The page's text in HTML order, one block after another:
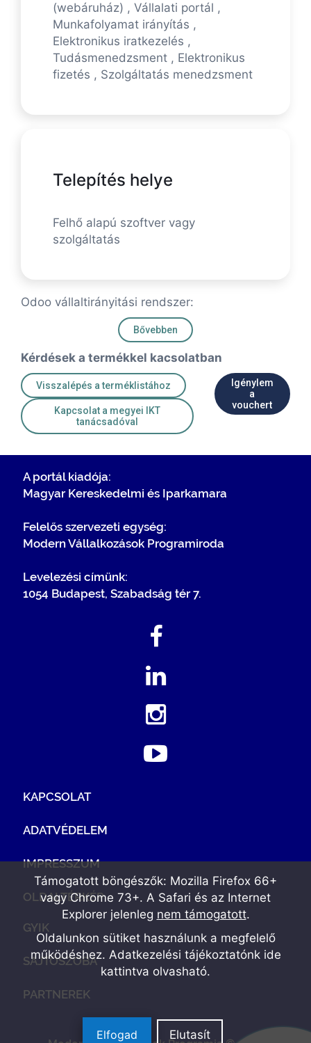
(webáruház) , Vállalati portál ,
Munkafolyamat irányítás ,
Elektronikus iratkezelés ,
Tudásmenedzsment , Elektronikus
fizetés , Szolgáltatás menedzsment
Telepítés helye
Felhő alapú szoftver vagy
szolgáltatás
Odoo vállaltirányitási rendszer:
Bővebben
Kérdések a termékkel kacsolatban
Visszalépés a terméklistához
Kapcsolat a megyei IKT
tanácsadóval
Igénylem
a
vouchert
A portál kiadója:
Magyar Kereskedelmi és Iparkamara
Felelős szervezeti egység:
Modern Vállalkozások Programiroda
Levelezési címünk:
1054 Budapest, Szabadság tér 7.
KAPCSOLAT
ADATVÉDELEM
IMPRESSZUM
OLDALTÉRKÉP
GYIK
SAJTÓSZOBA
PARTNEREK
Támogatott böngészők: Mozilla Firefox 66+
vagy Chrome 73+. A Safari és az Internet
Explorer jelenleg nem támogatott.
Oldalunkon sütiket használunk a megfelelő
működéshez. Adatkezelési tájékoztatónk ide
kattintva olvasható.
Elfogad Elutasít